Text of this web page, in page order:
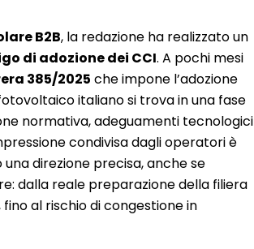
B2B, la redazione ha realizzato un
di adozione dei CCI. A pochi mesi
385/2025 che impone l’adozione
italiano si trova in una fase
normativa, adeguamenti tecnologici
condivisa dagli operatori è
direzione precisa, anche se
dalla reale preparazione della filiera
al rischio di congestione in